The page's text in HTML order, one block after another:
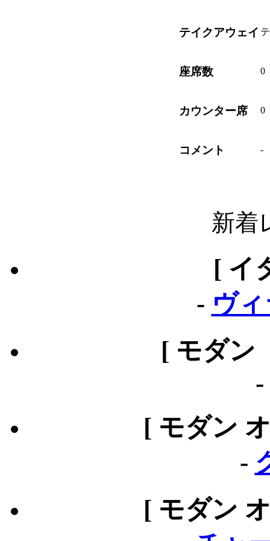
テイクアウェイ
座席数 0
カウンター席 0
コメント -
新着
[ イ
- ヴ
[ モダ
-
[ モダン
-
[ モダン